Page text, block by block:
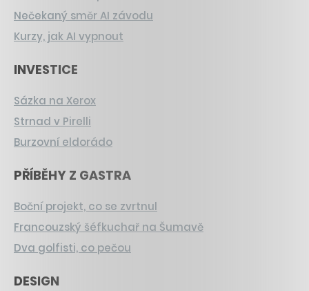
Nečekaný směr AI závodu
Kurzy, jak AI vypnout
INVESTICE
Sázka na Xerox
Strnad v Pirelli
Burzovní eldorádo
PŘÍBĚHY Z GASTRA
Boční projekt, co se zvrtnul
Francouzský šéfkuchař na Šumavě
Dva golfisti, co pečou
DESIGN